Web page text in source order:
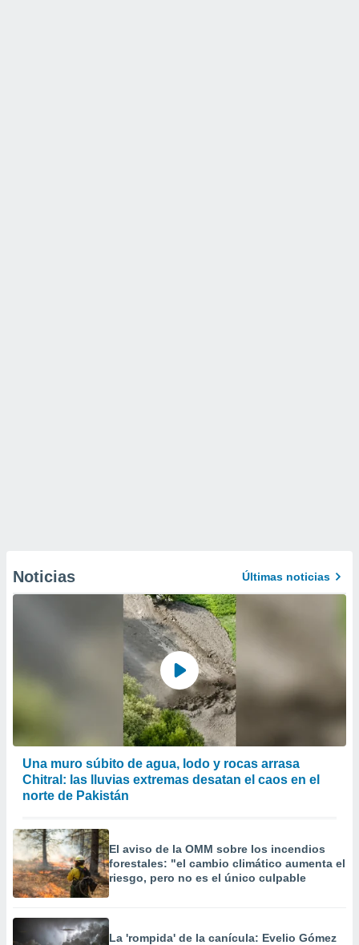
Noticias Últimas noticias
Una muro súbito de agua, lodo y rocas arrasa
Chitral: las lluvias extremas desatan el caos en el
norte de Pakistán
El aviso de la OMM sobre los incendios
forestales: "el cambio climático aumenta el
riesgo, pero no es el único culpable
La 'rompida' de la canícula: Evelio Gómez